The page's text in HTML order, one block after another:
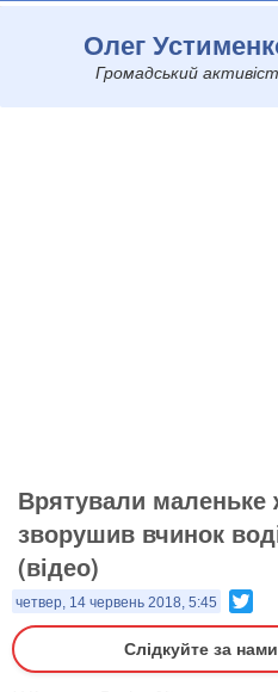
Олег
Громадський активіст
Врятували
зворушив вчинок
(відео)
четвер, 14 червень 2018, 5:45
Слідкуйте за нами